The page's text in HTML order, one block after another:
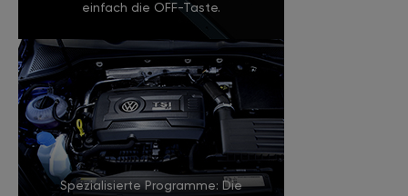
einfach die OFF-Taste.
Spezialisierte Programme: Die